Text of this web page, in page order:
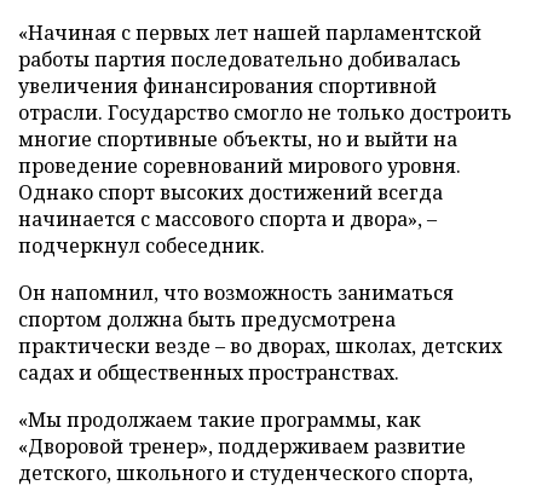
«Начиная с первых лет нашей парламентской
работы партия последовательно добивалась
увеличения финансирования спортивной
отрасли. Государство смогло не только достроить
многие спортивные объекты, но и выйти на
проведение соревнований мирового уровня.
Однако спорт высоких достижений всегда
начинается с массового спорта и двора», –
подчеркнул собеседник.
Он напомнил, что возможность заниматься
спортом должна быть предусмотрена
практически везде – во дворах, школах, детских
садах и общественных пространствах.
«Мы продолжаем такие программы, как
«Дворовой тренер», поддерживаем развитие
детского, школьного и студенческого спорта,